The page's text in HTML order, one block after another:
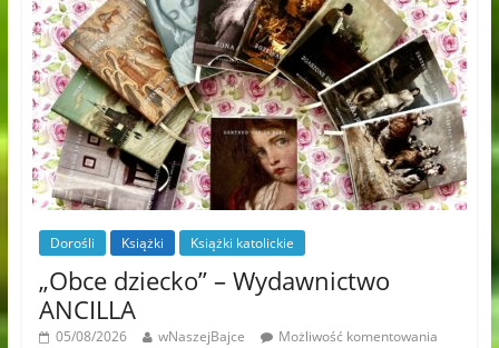
Dorośli Książki Książki katolickie
„Obce dziecko” – Wydawnictwo
ANCILLA
05/08/2026 wNaszejBajce
Możliwość komentowania